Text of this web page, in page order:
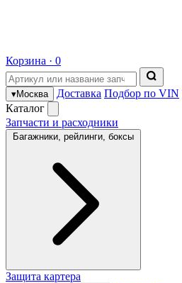
Корзина · 0
▾Москва Доставка Подбор по VIN
Каталог
Запчасти и расходники
Багажники, рейлинги, боксы
Защита картера